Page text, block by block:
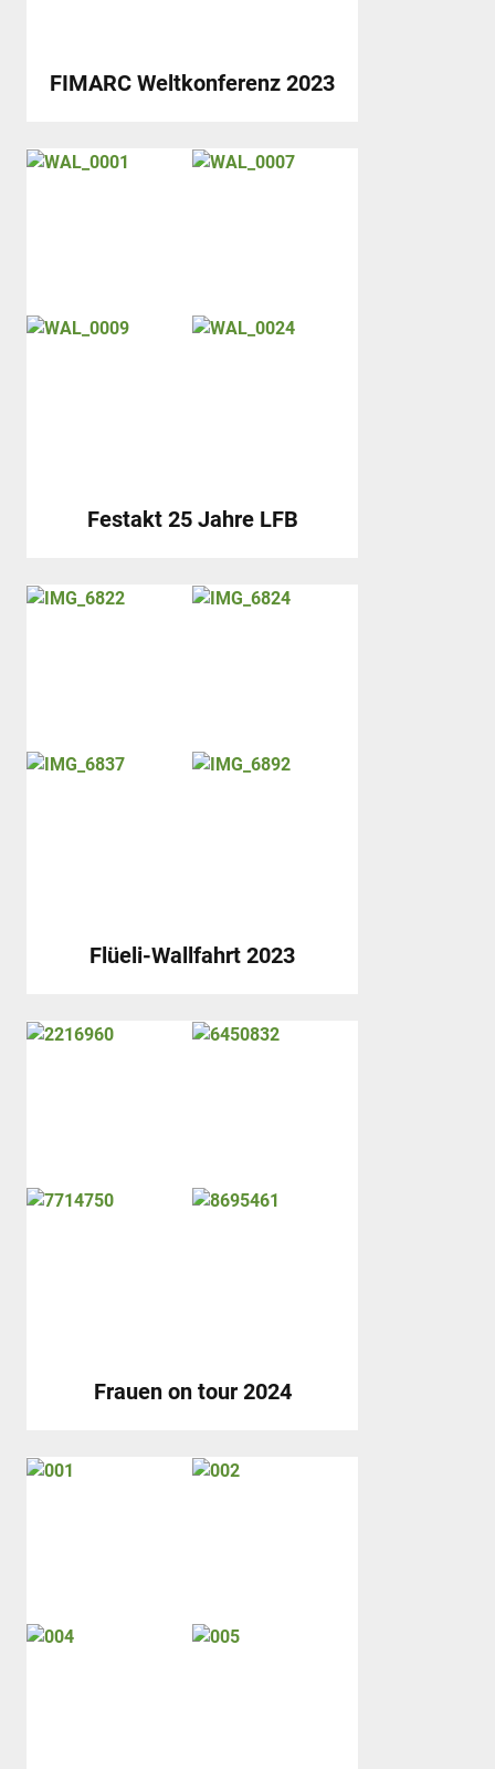
FIMARC Weltkonferenz 2023
Festakt 25 Jahre LFB
Flüeli-Wallfahrt 2023
Frauen on tour 2024